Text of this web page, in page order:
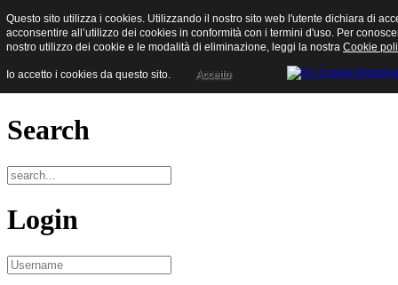
Sisam S.p.a.
Menu
Search
Login
Questo sito utilizza i cookies. Utilizzando il nostro sito web l'utente dichiara di
acconsentire all’utilizzo dei cookies in conformità con i termini d'uso. Per
nostro utilizzo dei cookie e le modalità di eliminazione, leggi la nostra Cookie
Io accetto i cookies da questo sito. Accetto